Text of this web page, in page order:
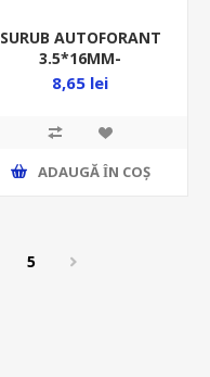
SURUB AUTOFORANT
3.5*16MM-
100BUC/PUNGA- ZA
8,65 lei
ADAUGĂ ȊN COŞ
5